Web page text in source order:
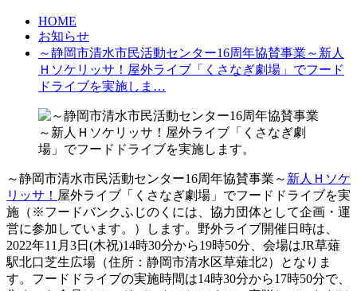
HOME
お知らせ
～静岡市清水市民活動センター16周年協賛事業～新人
Ｈソケリッサ！屋外ライブ「くさなぎ劇場」でフード
ドライブを実施しま…
～静岡市清水市民活動センター16周年協賛事業～ 新人Ｈソケ
リッサ！ 屋外ライブ「くさなぎ劇場」でフードドライブを実
施（※フードバンクふじのくには、協力団体として企画・運
営に参加しています。）します。野外ライブ開催日時は、
2022年11月3日(木祝)14時30分から19時50分、会場はJR草薙
駅北口芝生広場（住所：静岡市清水区草薙北2）となりま
す。フードドライブの実施時間は14時30分から17時50分で、